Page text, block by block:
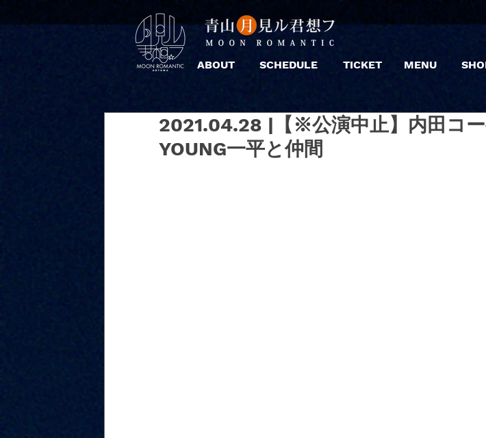
ABOUT SCHEDULE TICKET MENU
2021.04.28 |【※公演中止】内田コ
YOUNG一平と仲間